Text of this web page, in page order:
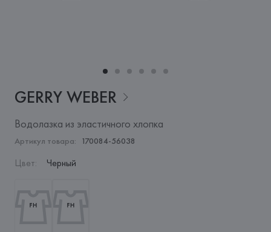
GERRY WEBER
Водолазка из эластичного хлопка
Артикул товара: 170084-56038
Цвет: Черный